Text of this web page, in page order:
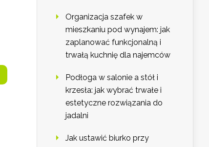
Organizacja szafek w
mieszkaniu pod wynajem: jak
zaplanować funkcjonalną i
trwałą kuchnię dla najemców
Podłoga w salonie a stół i
krzesła: jak wybrać trwałe i
estetyczne rozwiązania do
jadalni
Jak ustawić biurko przy